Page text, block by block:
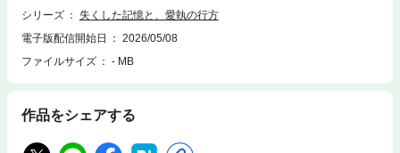
シリーズ
失くした記憶と、愛執の行方
電子版配信開始日
2026/05/08
ファイルサイズ
- MB
作品をシェアする